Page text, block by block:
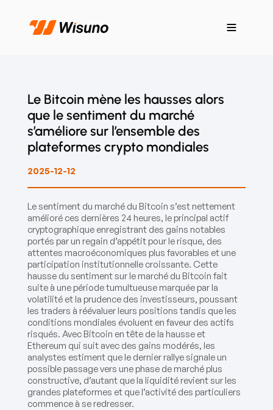
Le Bitcoin mène les hausses alors
que le sentiment du marché
s’améliore sur l’ensemble des
plateformes crypto mondiales
2025-12-12
Le sentiment du marché du Bitcoin s’est nettement
amélioré ces dernières 24 heures, le principal actif
cryptographique enregistrant des gains notables
portés par un regain d’appétit pour le risque, des
attentes macroéconomiques plus favorables et une
participation institutionnelle croissante. Cette
hausse du sentiment sur le marché du Bitcoin fait
suite à une période tumultueuse marquée par la
volatilité et la prudence des investisseurs, poussant
les traders à réévaluer leurs positions tandis que les
conditions mondiales évoluent en faveur des actifs
risqués. Avec Bitcoin en tête de la hausse et
Ethereum qui suit avec des gains modérés, les
analystes estiment que le dernier rallye signale un
possible passage vers une phase de marché plus
constructive, d’autant que la liquidité revient sur les
grandes plateformes et que l’activité des particuliers
commence à se redresser.